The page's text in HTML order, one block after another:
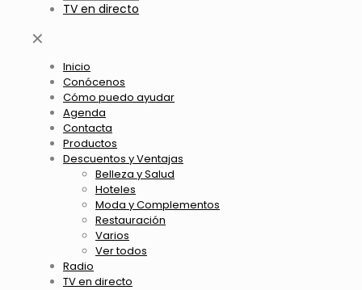
TV en directo
✕
Inicio
Conócenos
Cómo puedo ayudar
Agenda
Contacta
Productos
Descuentos y Ventajas
Belleza y Salud
Hoteles
Moda y Complementos
Restauración
Varios
Ver todos
Radio
TV en directo